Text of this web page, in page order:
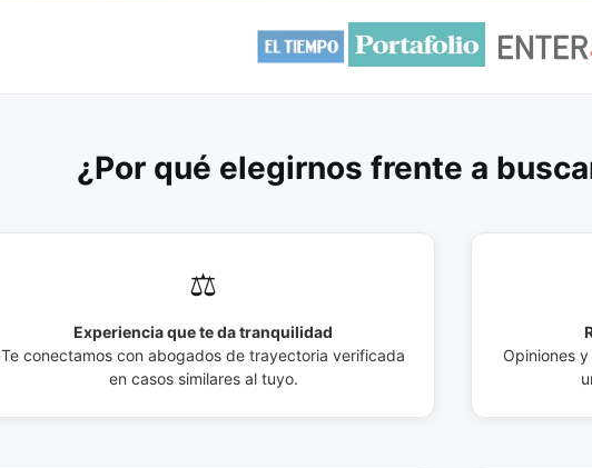
¿Por qué elegirnos frente a
⚖️
Experiencia que te da tranquilidad
Te conectamos con abogados de trayectoria verificada
en casos similares al tuyo.
Opiniones